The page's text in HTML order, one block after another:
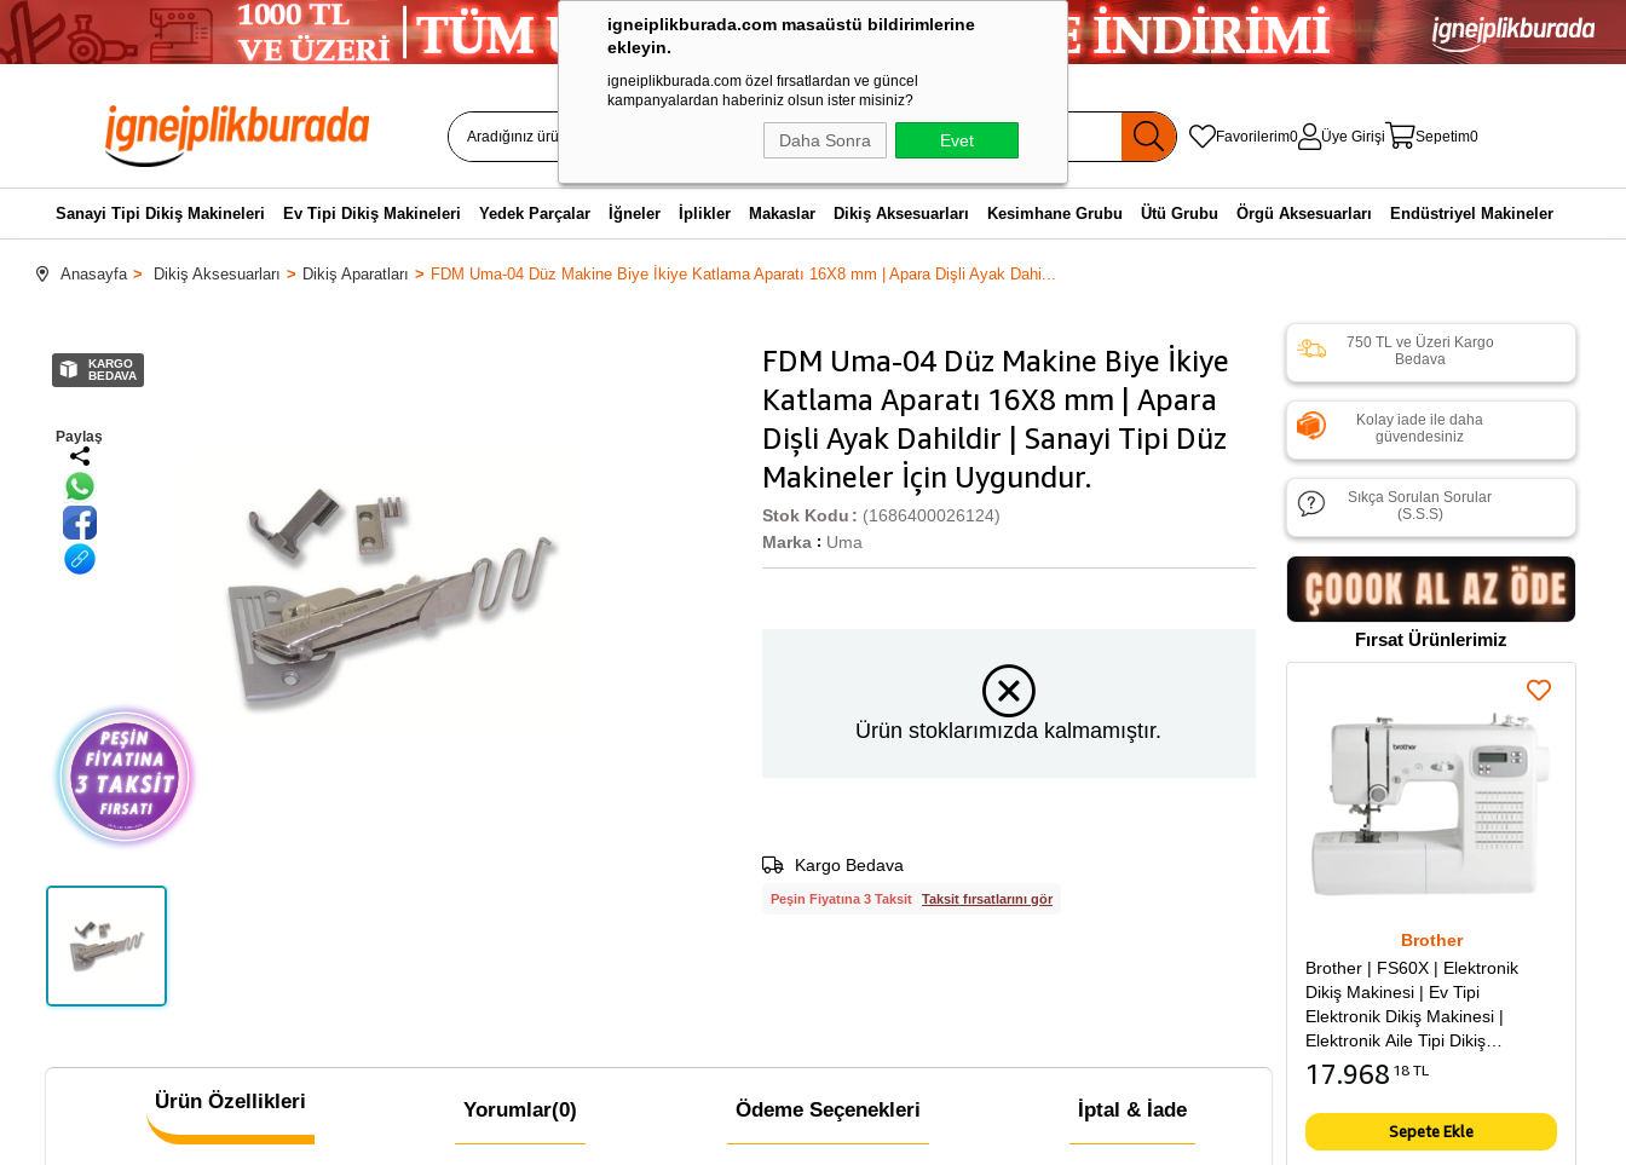
igneiplikburada.com masaüstü bildirimlerine
ekleyin.
igneiplikburada.com özel fırsatlardan ve güncel
kampanyalardan haberiniz olsun ister misiniz?
Daha Sonra Evet Favorilerim0 Üye Girişi Sepetim0
Sanayi Tipi Dikiş Makineleri Ev Tipi Dikiş Makineleri Yedek Parçalar İğneler İplikler Makaslar Dikiş Aksesuarları Kesimhane Grubu Ütü Grubu Örgü Aksesuarları Endüstriyel Makineler
Anasayfa Dikiş Aksesuarları Dikiş Aparatları FDM Uma-04 Düz Makine Biye İkiye Katlama Aparatı 16X8 mm | Apara Dişli Ayak Dahi...
KARGO
BEDAVA
Paylaş
FDM Uma-04 Düz Makine Biye İkiye
Katlama Aparatı 16X8 mm | Apara
Dişli Ayak Dahildir | Sanayi Tipi Düz
Makineler İçin Uygundur.
(1686400026124)
Stok Kodu
Marka : Uma
Ürün stoklarımızda kalmamıştır.
Kargo Bedava
Peşin Fiyatına 3 Taksit Taksit fırsatlarını gör
Ürün Özellikleri Yorumlar(0) Ödeme Seçenekleri İptal & İade
750 TL ve Üzeri Kargo
Bedava
Kolay iade ile daha
güvendesiniz
Sıkça Sorulan Sorular
(S.S.S)
Fırsat Ürünlerimiz
Brother
Brother | FS60X | Elektronik
Dikiş Makinesi | Ev Tipi
Elektronik Dikiş Makinesi |
Elektronik Aile Tipi Dikiş
Makinesi
17.968 18 TL
Sepete Ekle